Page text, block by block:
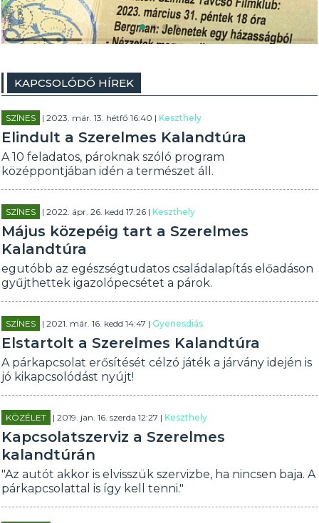
KAPCSOLÓDÓ HÍREK
SZÍNES | 2023. már. 13. hétfő 16:40 |Keszthely
Elindult a Szerelmes Kalandtúra
A 10 feladatos, pároknak szóló program
középpontjában idén a természet áll.
SZÍNES | 2022. ápr. 26. kedd 17:26 |Keszthely
Május közepéig tart a Szerelmes
Kalandtúra
egutóbb az egészségtudatos családalapítás előadáson
gyűjthettek igazolópecsétet a párok.
SZÍNES | 2021. már. 16. kedd 14:47 |Gyenesdiás
Elstartolt a Szerelmes Kalandtúra
A párkapcsolat erősítését célzó játék a járvány idején is
jó kikapcsolódást nyújt!
KÖZÉLET | 2019. jan. 16. szerda 12:27 |Keszthely
Kapcsolatszerviz a Szerelmes
kalandtúrán
"Az autót akkor is elvisszük szervizbe, ha nincsen baja. A
párkapcsolattal is így kell tenni."